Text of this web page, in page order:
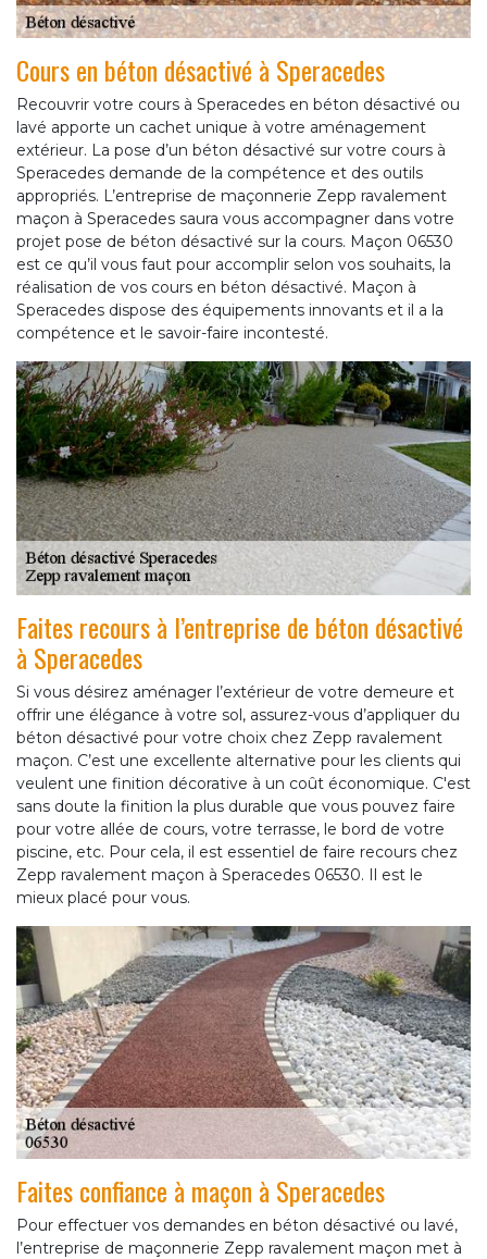
Cours en béton désactivé à Speracedes
Recouvrir votre cours à Speracedes en béton désactivé ou
lavé apporte un cachet unique à votre aménagement
extérieur. La pose d’un béton désactivé sur votre cours à
Speracedes demande de la compétence et des outils
appropriés. L’entreprise de maçonnerie Zepp ravalement
maçon à Speracedes saura vous accompagner dans votre
projet pose de béton désactivé sur la cours. Maçon 06530
est ce qu’il vous faut pour accomplir selon vos souhaits, la
réalisation de vos cours en béton désactivé. Maçon à
Speracedes dispose des équipements innovants et il a la
compétence et le savoir-faire incontesté.
Faites recours à l’entreprise de béton désactivé
à Speracedes
Si vous désirez aménager l’extérieur de votre demeure et
offrir une élégance à votre sol, assurez-vous d’appliquer du
béton désactivé pour votre choix chez Zepp ravalement
maçon. C’est une excellente alternative pour les clients qui
veulent une finition décorative à un coût économique. C'est
sans doute la finition la plus durable que vous pouvez faire
pour votre allée de cours, votre terrasse, le bord de votre
piscine, etc. Pour cela, il est essentiel de faire recours chez
Zepp ravalement maçon à Speracedes 06530. Il est le
mieux placé pour vous.
Faites confiance à maçon à Speracedes
Pour effectuer vos demandes en béton désactivé ou lavé,
l’entreprise de maçonnerie Zepp ravalement maçon met à